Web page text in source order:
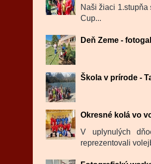
Naši žiaci
Cup...
Deň Zeme -
Škola v prírode -
Okresné kolá vo
V uplynulých
reprezentovali